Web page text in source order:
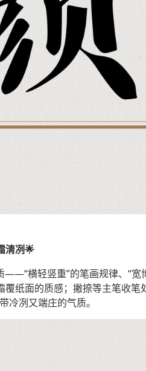
清冽🌟
横轻竖重”的笔画规律、“宽
纸面的质感；撇捺等主笔收笔
冷冽又端庄的气质。